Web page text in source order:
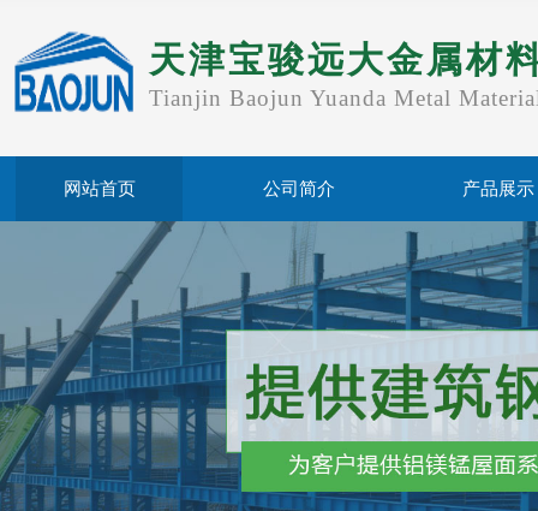
天津宝骏远大金属材
Tianjin Baojun Yuanda Metal
网站首页 公司简介 产品展示